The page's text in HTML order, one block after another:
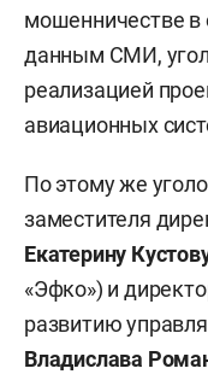
мошенничестве в
данным СМИ,
реализацией
авиационных
По этому же
заместителя
Екатерину
«Эфко») и
развитию
Владислава